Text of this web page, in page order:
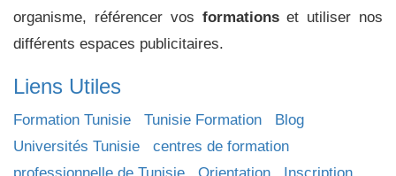
organisme, référencer vos formationset utiliser nos
différents espaces publicitaires.
Liens Utiles
Formation Tunisie Tunisie Formation
Blog
Universités Tunisie
centres de formation